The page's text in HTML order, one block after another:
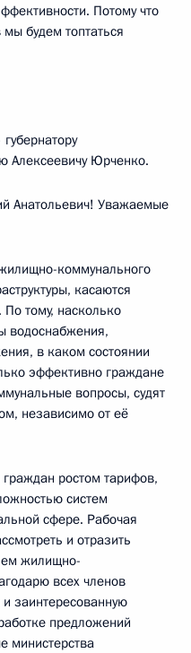
Потому что
будем топтаться
Алексеевичу Юрченко.
Анатольевич! Уважаемые
коммунального
касаются
тому, насколько
водоснабжения,
в каком состоянии
эффективно граждане
вопросы, судят
независимо от её
ростом тарифов,
систем
сфере. Рабочая
и отразить
жилищно-
всех членов
заинтересованную
предложений
министерства